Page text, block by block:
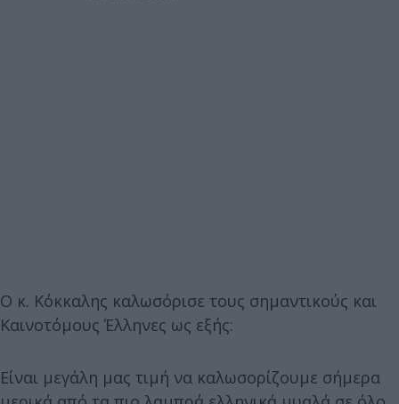
Ο κ. Κόκκαλης καλωσόρισε τους σημαντικούς και
Καινοτόμους Έλληνες ως εξής:
Είναι μεγάλη μας τιμή να καλωσορίζουμε σήμερα